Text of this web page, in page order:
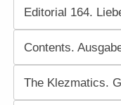
Editorial 164.
Contents.
The Klezmatics.